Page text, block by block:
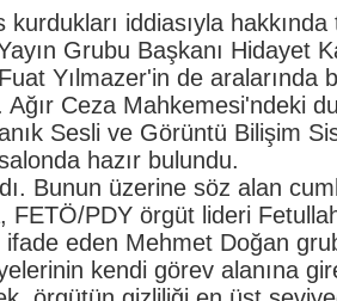
iddiasıyla
Grubu Başkanı Hidayet
Yılmazer'in de aralarında
Ceza Mahkemesi'ndeki
Sesli ve Görüntü Bilişim
hazır bulundu.
Bunun üzerine söz alan
FETÖ/PDY örgüt lideri
ifade eden Mehmet Doğan
kendi görev alanına